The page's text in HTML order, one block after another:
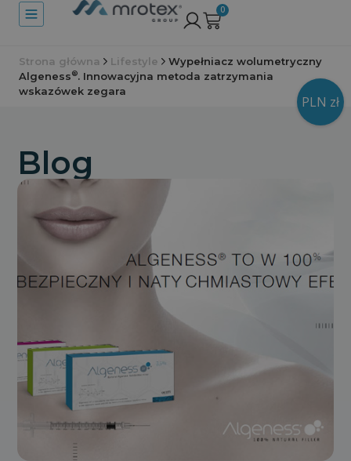
0
Strona główna Lifestyle
Wypełniacz wolumetryczny
Algeness®. Innowacyjna metoda zatrzymania
wskazówek zegara
Blog
PLN zł